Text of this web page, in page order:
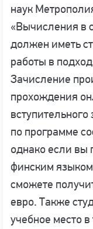
наук
«Вычисления в
должен иметь
работы в
Зачисление
прохождения
по программе
однако если вы
финским
сможете
евро. Также
учебное место